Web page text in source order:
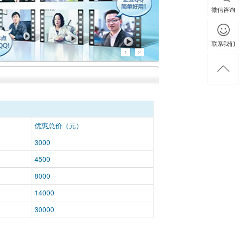
2
1
优惠总价（元）
3000
4500
8000
14000
30000
微信咨询
联系我们